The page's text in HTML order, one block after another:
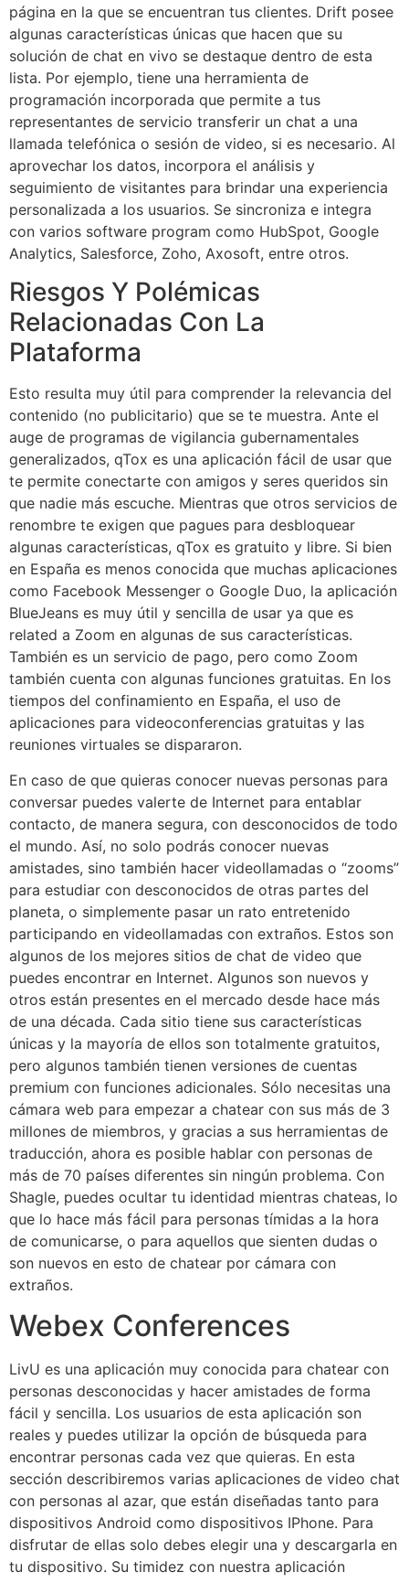
página en la que se encuentran tus clientes. Drift posee
algunas características únicas que hacen que su
solución de chat en vivo se destaque dentro de esta
lista. Por ejemplo, tiene una herramienta de
programación incorporada que permite a tus
representantes de servicio transferir un chat a una
llamada telefónica o sesión de video, si es necesario. Al
aprovechar los datos, incorpora el análisis y
seguimiento de visitantes para brindar una experiencia
personalizada a los usuarios. Se sincroniza e integra
con varios software program como HubSpot, Google
Analytics, Salesforce, Zoho, Axosoft, entre otros.
Riesgos Y Polémicas
Relacionadas Con La
Plataforma
Esto resulta muy útil para comprender la relevancia del
contenido (no publicitario) que se te muestra. Ante el
auge de programas de vigilancia gubernamentales
generalizados, qTox es una aplicación fácil de usar que
te permite conectarte con amigos y seres queridos sin
que nadie más escuche. Mientras que otros servicios de
renombre te exigen que pagues para desbloquear
algunas características, qTox es gratuito y libre. Si bien
en España es menos conocida que muchas aplicaciones
como Facebook Messenger o Google Duo, la aplicación
BlueJeans es muy útil y sencilla de usar ya que es
related a Zoom en algunas de sus características.
También es un servicio de pago, pero como Zoom
también cuenta con algunas funciones gratuitas. En los
tiempos del confinamiento en España, el uso de
aplicaciones para videoconferencias gratuitas y las
reuniones virtuales se dispararon.
En caso de que quieras conocer nuevas personas para
conversar puedes valerte de Internet para entablar
contacto, de manera segura, con desconocidos de todo
el mundo. Así, no solo podrás conocer nuevas
amistades, sino también hacer videollamadas o “zooms”
para estudiar con desconocidos de otras partes del
planeta, o simplemente pasar un rato entretenido
participando en videollamadas con extraños. Estos son
algunos de los mejores sitios de chat de video que
puedes encontrar en Internet. Algunos son nuevos y
otros están presentes en el mercado desde hace más
de una década. Cada sitio tiene sus características
únicas y la mayoría de ellos son totalmente gratuitos,
pero algunos también tienen versiones de cuentas
premium con funciones adicionales. Sólo necesitas una
cámara web para empezar a chatear con sus más de 3
millones de miembros, y gracias a sus herramientas de
traducción, ahora es posible hablar con personas de
más de 70 países diferentes sin ningún problema. Con
Shagle, puedes ocultar tu identidad mientras chateas, lo
que lo hace más fácil para personas tímidas a la hora
de comunicarse, o para aquellos que sienten dudas o
son nuevos en esto de chatear por cámara con
extraños.
Webex Conferences
LivU es una aplicación muy conocida para chatear con
personas desconocidas y hacer amistades de forma
fácil y sencilla. Los usuarios de esta aplicación son
reales y puedes utilizar la opción de búsqueda para
encontrar personas cada vez que quieras. En esta
sección describiremos varias aplicaciones de video chat
con personas al azar, que están diseñadas tanto para
dispositivos Android como dispositivos IPhone. Para
disfrutar de ellas solo debes elegir una y descargarla en
tu dispositivo. Su timidez con nuestra aplicación